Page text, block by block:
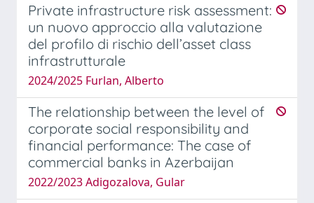
Private infrastructure risk assessment:
un nuovo approccio alla valutazione
del profilo di rischio dell’asset class
infrastrutturale
2024/2025 Furlan, Alberto
The relationship between the level of
corporate social responsibility and
financial performance: The case of
commercial banks in Azerbaijan
2022/2023 Adigozalova, Gular